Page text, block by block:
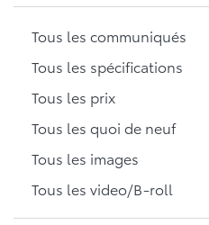
Tous les communiqués
Tous les spécifications
Tous les prix
Tous les quoi de neuf
Tous les images
Tous les video/B-roll